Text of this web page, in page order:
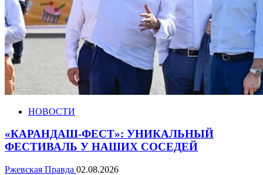
НОВОСТИ
«КАРАНДАШ-ФЕСТ»: УНИКАЛЬНЫЙ
ФЕСТИВАЛЬ У НАШИХ СОСЕДЕЙ
Ржевская Правда 02.08.2026